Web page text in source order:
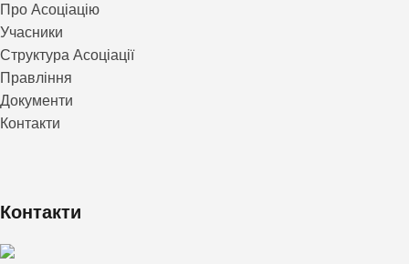
Про Асоціацію
Учасники
Структура Асоціації
Правління
Документи
Контакти
Контакти